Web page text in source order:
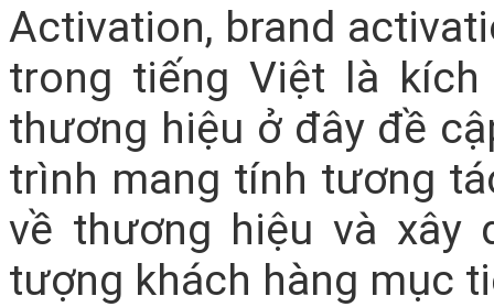
Activation, brand
trong tiếng Việt là
thương hiệu ở đây đề
trình mang tính tương
về thương hiệu và
tượng khách hàng mục